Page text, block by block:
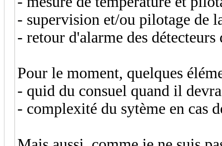
- supervision et/ou pilotage de
- retour d'alarme des détecteurs
Pour le moment, quelques
- quid du consuel quand il
- complexité du sytème en cas